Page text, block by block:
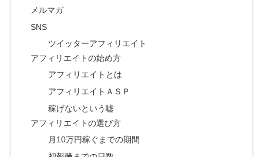
メルマガ
SNS
ツイッターアフィリエイト
アフィリエイトの始め方
アフィリエイトとは
アフィリエイトＡＳＰ
稼げないという嘘
アフィリエイトの選び方
月10万円稼ぐまでの期間